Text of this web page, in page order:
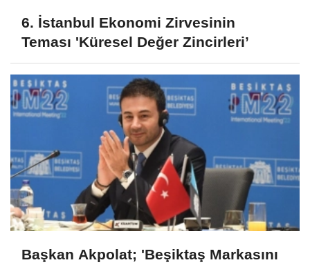
6. İstanbul Ekonomi Zirvesinin
Teması 'Küresel Değer Zincirleri’
Başkan Akpolat; 'Beşiktaş Markasını